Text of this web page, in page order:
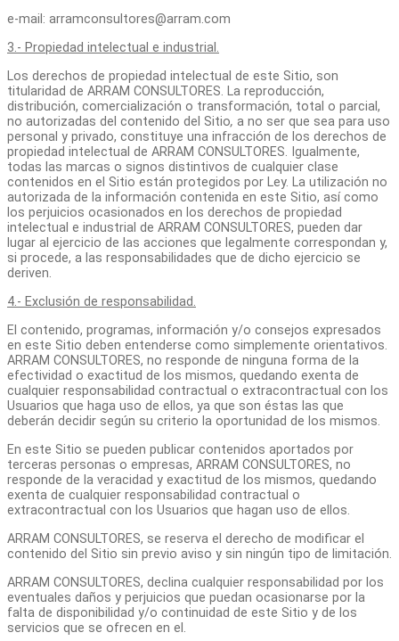
e-mail: arramconsultores@arram.com
3.- Propiedad intelectual e industrial.
Los derechos de propiedad intelectual de este Sitio, son
titularidad de ARRAM CONSULTORES. La reproducción,
distribución, comercialización o transformación, total o parcial,
no autorizadas del contenido del Sitio, a no ser que sea para uso
personal y privado, constituye una infracción de los derechos de
propiedad intelectual de ARRAM CONSULTORES. Igualmente,
todas las marcas o signos distintivos de cualquier clase
contenidos en el Sitio están protegidos por Ley. La utilización no
autorizada de la información contenida en este Sitio, así como
los perjuicios ocasionados en los derechos de propiedad
intelectual e industrial de ARRAM CONSULTORES, pueden dar
lugar al ejercicio de las acciones que legalmente correspondan y,
si procede, a las responsabilidades que de dicho ejercicio se
deriven.
4.- Exclusión de responsabilidad.
El contenido, programas, información y/o consejos expresados
en este Sitio deben entenderse como simplemente orientativos.
ARRAM CONSULTORES, no responde de ninguna forma de la
efectividad o exactitud de los mismos, quedando exenta de
cualquier responsabilidad contractual o extracontractual con los
Usuarios que haga uso de ellos, ya que son éstas las que
deberán decidir según su criterio la oportunidad de los mismos.
En este Sitio se pueden publicar contenidos aportados por
terceras personas o empresas, ARRAM CONSULTORES, no
responde de la veracidad y exactitud de los mismos, quedando
exenta de cualquier responsabilidad contractual o
extracontractual con los Usuarios que hagan uso de ellos.
ARRAM CONSULTORES, se reserva el derecho de modificar el
contenido del Sitio sin previo aviso y sin ningún tipo de limitación.
ARRAM CONSULTORES, declina cualquier responsabilidad por los
eventuales daños y perjuicios que puedan ocasionarse por la
falta de disponibilidad y/o continuidad de este Sitio y de los
servicios que se ofrecen en el.